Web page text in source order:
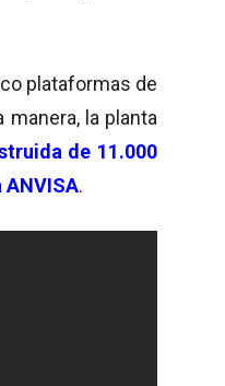
plataformas de
manera, la planta
de 11.000
.